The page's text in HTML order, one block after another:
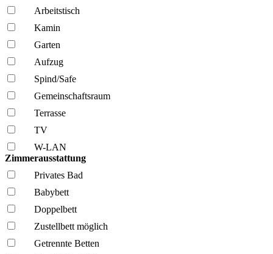
Arbeitstisch
Kamin
Garten
Aufzug
Spind/Safe
Gemeinschafts­raum
Terrasse
TV
W-LAN
Zimmerausstattung
Privates Bad
Babybett
Doppelbett
Zustellbett möglich
Getrennte Betten